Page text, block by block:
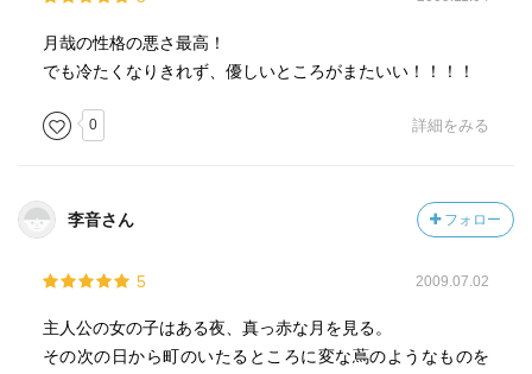
月哉の性格の悪さ最高！
でも冷たくなりきれず、優しいところがまたいい！！！！
0 詳細をみる
李音さん フォロー
5 2009.07.02
主人公の女の子はある夜、真っ赤な月を見る。
その次の日から町のいたるところに変な蔦のようなものを